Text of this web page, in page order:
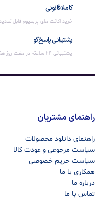
کاملا قانونی
خرید اکانت های پریمیوم قابل
پشتیبانی پاسخ‌گو
پشتیبانی 24 ساعته در هفت روز هفته
راهنمای مشتریان
راهنمای دانلود محصولات
سیاست مرجوعی و عودت کالا
سیاست حریم خصوصی
همکاری با ما
درباره ما
تماس با ما